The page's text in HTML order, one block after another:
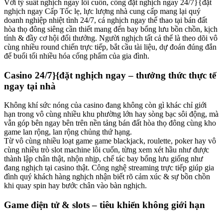
Với tỷ suất nghịch ngay lôi cuốn, cổng đặt nghịch ngay 24/7}{đặt
nghịch ngay Cấp Tốc lẹ, lực lượng nhà cung cấp mang lại quý
doanh nghiệp nhiệt tình 24/7, cá nghịch ngay thể thao tại bán đất
hòa thọ đông siêng cần thiết mang đến bay bổng lưu bồn chồn, kịch
tính & đầy cơ hội đổi thưởng. Người nghịch tất cả thể là theo dõi vô
cùng nhiều round chiến trực tiếp, bắt cầu tài liệu, dự đoán đúng đắn
để buổi tối nhiều hóa cống phẩm của gia đình.
Casino 24/7}{đặt nghịch ngay – thưởng thức thực tế
ngay tại nhà
Không khí sức nóng của casino đang không còn gì khác chỉ giới
hạn trong vô cùng nhiều khu phường lớn hay sòng bạc sôi động, mà
vẫn góp bên ngay bên trên nền tảng bán đất hòa thọ đông cùng kho
game lan rộng, lan rộng chủng thứ hạng.
Từ vô cùng nhiều loạt game game blackjack, roulette, poker hay vô
cùng nhiều trò slot machine lôi cuốn, từng xem xét hầu như được
thành lập chân thật, nhộn nhịp, chế tác bay bổng lưu giống như
đang nghịch tại casino thật. Công nghệ streaming trực tiếp giúp gia
đình quý khách hàng nghịch nhận biết rõ cảm xúc & sự bồn chồn
khi quay spin hay bước chân vào bàn nghịch.
Game điện tử & slots – tiêu khiển không giới hạn